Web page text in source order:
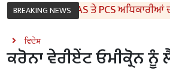
BREAKING NEWS
ਵੱਲੋਂ 96 IAS ਤੇ PCS ਅਧਿਕਾਰੀਆਂ
ਵਿਦੇਸ਼
ਕਰੋਨਾ ਵੇਰੀਏਂਟ ਓਮੀਕ੍ਰੋਨ